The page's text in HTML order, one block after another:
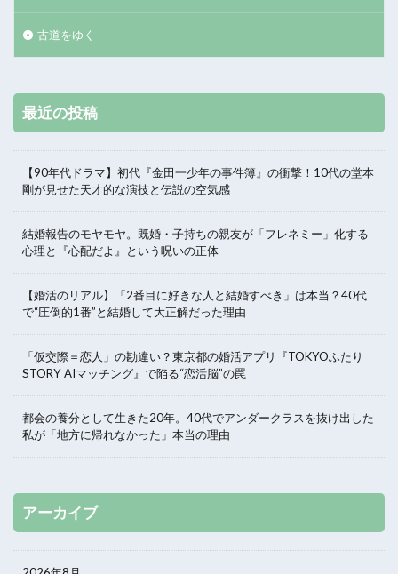
古道をゆく
最近の投稿
【90年代ドラマ】初代『金田一少年の事件簿』の衝撃！10代の堂本
剛が見せた天才的な演技と伝説の空気感
結婚報告のモヤモヤ。既婚・子持ちの親友が「フレネミー」化する
心理と『心配だよ』という呪いの正体
【婚活のリアル】「2番目に好きな人と結婚すべき」は本当？40代
で“圧倒的1番”と結婚して大正解だった理由
「仮交際＝恋人」の勘違い？東京都の婚活アプリ『TOKYOふたり
STORY AIマッチング』で陥る“恋活脳”の罠
都会の養分として生きた20年。40代でアンダークラスを抜け出した
私が「地方に帰れなかった」本当の理由
アーカイブ